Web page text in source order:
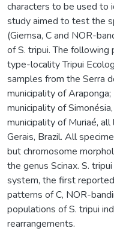
characters to be used to
study aimed to test the
(Giemsa, C and NOR-
of S. tripui. The following
type-locality Tripui
samples from the Serra
municipality of
municipality of
municipality of Muriaé,
Gerais, Brazil. All
but chromosome
the genus Scinax. S.
system, the first
patterns of C, NOR-
populations of S. tripui
rearrangements.